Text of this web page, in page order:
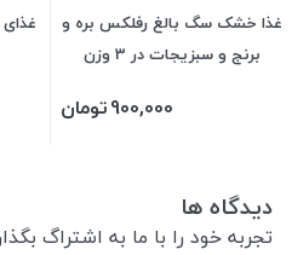
غذا خشک سگ بالغ رفلکس بره و
برنج و سبزیجات در 3 وزن
900,000تومان
دیدگاه ها
تجربه خود را با ما به اشتراگ